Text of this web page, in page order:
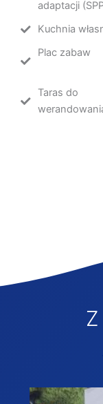
adaptacji
Kuchnia
Plac zabaw
Taras do